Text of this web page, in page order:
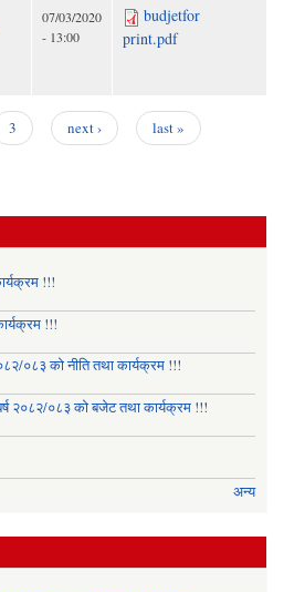
07/03/2020
- 13:00
budjetfor
print.pdf
3 next › last »
!!!
!!!
०८३ को नीति तथा कार्यक्रम !!!
२०८२/०८३ को बजेट तथा कार्यक्रम !!!
अन्य